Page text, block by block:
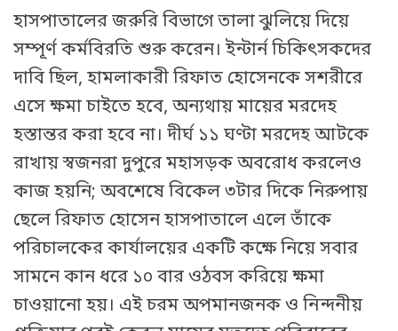
হাসপাতালের জরুরি বিভাগে তালা ঝুলিয়ে দিয়ে
সম্পূর্ণ কর্মবিরতি শুরু করেন। ইন্টার্ন চিকিৎসকদের
দাবি ছিল, হামলাকারী রিফাত হোসেনকে সশরীরে
এসে ক্ষমা চাইতে হবে, অন্যথায় মায়ের মরদেহ
হস্তান্তর করা হবে না। দীর্ঘ ১১ ঘণ্টা মরদেহ আটকে
রাখায় স্বজনরা দুপুরে মহাসড়ক অবরোধ করলেও
কাজ হয়নি; অবশেষে বিকেল ৩টার দিকে নিরুপায়
ছেলে রিফাত হোসেন হাসপাতালে এলে তাঁকে
পরিচালকের কার্যালয়ের একটি কক্ষে নিয়ে সবার
সামনে কান ধরে ১০ বার ওঠবস করিয়ে ক্ষমা
চাওয়ানো হয়। এই চরম অপমানজনক ও নিন্দনীয়